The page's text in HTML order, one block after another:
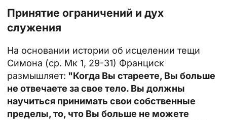
Принятие ограничений и дух
служения
На основании истории об исцелении тещи
Симона (ср. Мк 1, 29-31) Франциск
размышляет: "Когда Вы стареете, Вы больше
не отвечаете за свое тело. Вы должны
научиться принимать свои собственные
пределы, то, что Вы больше не можете